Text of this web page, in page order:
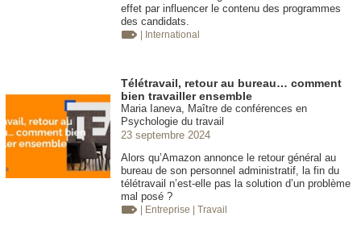
effet par influencer le contenu des programmes
des candidats.
| International
Télétravail, retour au bureau… comment
bien travailler ensemble
Maria Ianeva, Maître de conférences en
Psychologie du travail
23 septembre 2024
Alors qu’Amazon annonce le retour général au
bureau de son personnel administratif, la fin du
télétravail n’est-elle pas la solution d’un problème
mal posé ?
| Entreprise | Travail